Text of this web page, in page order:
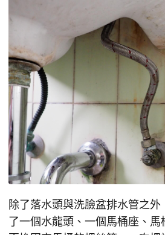
除了落水頭與洗臉盆排水管之
了一個水龍頭、一個馬桶座、馬